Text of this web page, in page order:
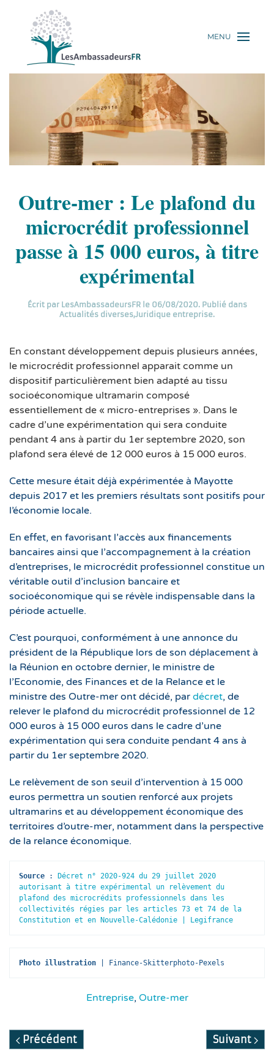
MENU
Outre-mer : Le plafond du
microcrédit professionnel
passe à 15 000 euros, à titre
expérimental
Écrit par LesAmbassadeursFRle 06/08/2020. Publié dans
Actualités diverses,Juridique entreprise.
En constant développement depuis plusieurs années,
le microcrédit professionnel apparait comme un
dispositif particulièrement bien adapté au tissu
socioéconomique ultramarin composé
essentiellement de « micro-entreprises ». Dans le
cadre d’une expérimentation qui sera conduite
pendant 4 ans à partir du 1er septembre 2020, son
plafond sera élevé de 12 000 euros à 15 000 euros.
Cette mesure était déjà expérimentée à Mayotte
depuis 2017 et les premiers résultats sont positifs pour
l’économie locale.
En effet, en favorisant l’accès aux financements
bancaires ainsi que l’accompagnement à la création
d’entreprises, le microcrédit professionnel constitue un
véritable outil d’inclusion bancaire et
socioéconomique qui se révèle indispensable dans la
période actuelle.
C’est pourquoi, conformément à une annonce du
président de la République lors de son déplacement à
la Réunion en octobre dernier, le ministre de
l’Economie, des Finances et de la Relance et le
ministre des Outre-mer ont décidé, par décret, de
relever le plafond du microcrédit professionnel de 12
000 euros à 15 000 euros dans le cadre d’une
expérimentation qui sera conduite pendant 4 ans à
partir du 1er septembre 2020.
Le relèvement de son seuil d’intervention à 15 000
euros permettra un soutien renforcé aux projets
ultramarins et au développement économique des
territoires d’outre-mer, notamment dans la perspective
de la relance économique.
Source :
Décret n° 2020-924 du 29 juillet 2020
autorisant à titre expérimental un relèvement du
plafond des microcrédits professionnels dans les
collectivités régies par les articles 73 et 74 de la
Constitution et en Nouvelle-Calédonie | Legifrance
Photo illustration | Finance-Skitterphoto-Pexels
Entreprise, Outre-mer
Précédent Suivant